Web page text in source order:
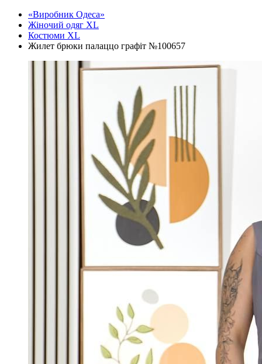
«Виробник Одеса»
Жіночий одяг XL
Костюми XL
Жилет брюки палаццо графіт №100657